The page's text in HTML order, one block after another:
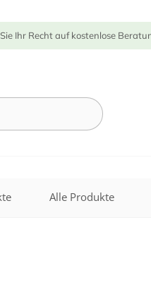
Ihr Recht auf kostenlose
Alle Produkte